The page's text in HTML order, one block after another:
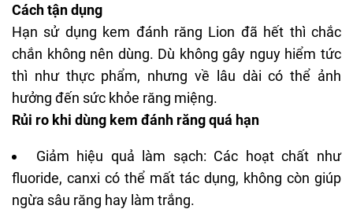
Cách tận dụng
Hạn sử dụng kem đánh răng Lion đã hết thì chắc
chắn không nên dùng. Dù không gây nguy hiểm tức
thì như thực phẩm, nhưng về lâu dài có thể ảnh
hưởng đến sức khỏe răng miệng.
Rủi ro khi dùng kem đánh răng quá hạn
Giảm hiệu quả làm sạch: Các hoạt chất như
fluoride, canxi có thể mất tác dụng, không còn giúp
ngừa sâu răng hay làm trắng.